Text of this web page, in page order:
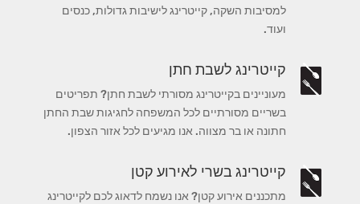
למסיבות השקה, קייטרינג לישיבות גדולות, כנסים
ועוד.
קייטרינג לשבת חתן
מעוניינים בקייטרינג מסורתי לשבת חתן? תפריטים
בשריים מסורתיים לכל המשפחה לחגיגות שבת החתן
חתונה או בר מצווה. אנו מגיעים לכל אזור הצפון.
קייטרינג בשרי לאירוע קטן
מתכננים אירוע קטן? אנו נשמח לדאוג לכם לקייטרינג